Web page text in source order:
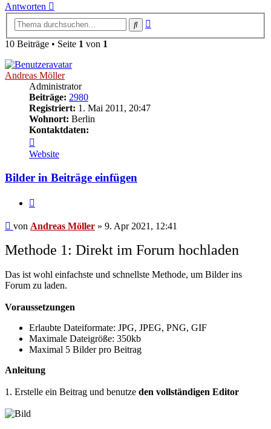
Antworten
Suche
10 Beiträge • Seite 1 von 1
Andreas Möller
Administrator
Beiträge: 2980
Registriert: 1. Mai 2011, 20:47
Wohnort: Berlin
Kontaktdaten:
von
Andreas
Möller
Website
Bilder in Beiträge einfügen
Beitrag
von Andreas Möller » 9. Apr 2021, 12:41
Methode 1: Direkt im Forum hochladen
Das ist wohl einfachste und schnellste Methode, um Bilder ins
Forum zu laden.
Voraussetzungen
Erlaubte Dateiformate: JPG, JPEG, PNG, GIF
Maximale Dateigröße: 350kb
Maximal 5 Bilder pro Beitrag
Anleitung
1. Erstelle ein Beitrag und benutze den vollständigen Editor